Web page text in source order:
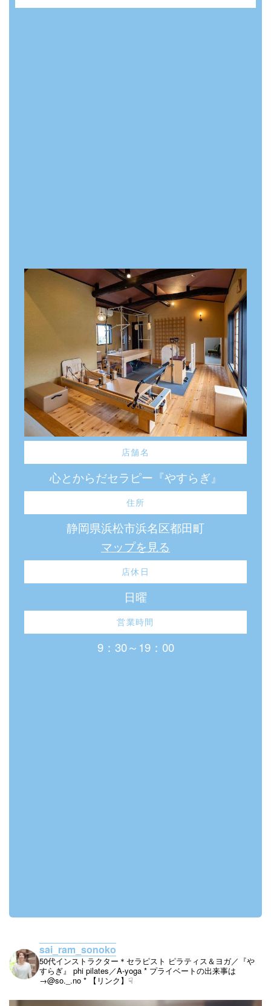
店舗名
心とからだセラピー『やすらぎ』
住所
静岡県浜松市浜名区都田町
マップを見る
店休日
日曜
営業時間
9：30～19：00
sai_ram_sonoko
50代インストラクター＊セラピスト ピラティス＆ヨガ／『や
すらぎ』
phi pilates／A-yoga * プライベートの出来事は
→@so._.no * 【リンク】☟